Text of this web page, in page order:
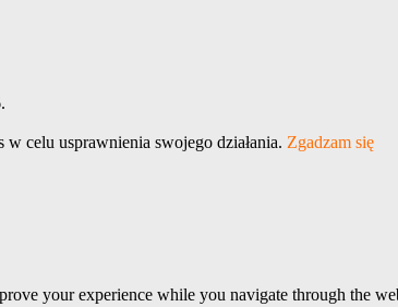
celu usprawnienia swojego działania. Zgadzam się
your experience while you navigate through the